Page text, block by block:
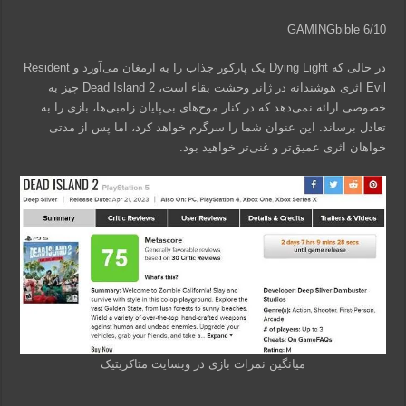
GAMINGbible 6/10
در حالی که Dying Light یک پارکور جذاب را به ارمغان می‌آورد و Resident
Evil اثری هوشندانه در ژانر وحشت بقاء است، Dead Island 2 چیز به
خصوصی ارائه نمی‌دهد که در کنار موج‌های بی‌پایان زامبی‌ها، بازی را به
تعادل برساند. این عنوان شما را سرگرم خواهد کرد، اما پس از مدتی
خواهان اثری عمیق‌تر و غنی‌تر خواهید بود.
میانگین نمرات بازی در وبسایت متاکریتیک